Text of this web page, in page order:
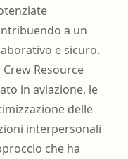
a un
e sicuro.
Resource
in aviazione, le
delle
interpersonali
che ha